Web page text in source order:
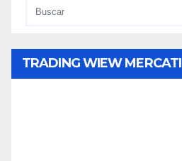
TRADING WIEW MERCATI